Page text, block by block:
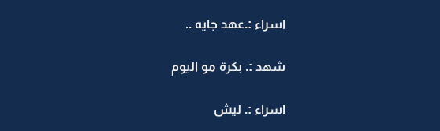
اسراء :.عهد جايه ..
شهد :. بكرة مو اليوم
اسراء :. ليش